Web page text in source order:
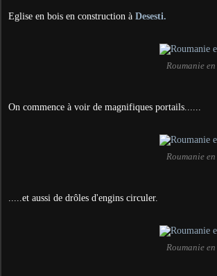
Eglise en bois en construction à Desesti.
Roumanie
On commence à voir de magnifiques portails......
Roumanie
.....et aussi de drôles d'engins circuler.
Roumanie